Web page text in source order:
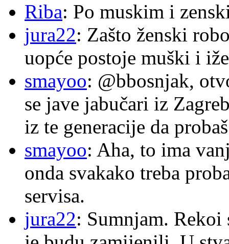
Riba: Po muskim i
jura22: Zašto ženski
uopće postoje muški i
smayoo: @bbosnjak,
se jave jabučari iz
iz te generacije da
smayoo: Aha, to ima
onda svakako treba
servisa.
jura22: Sumnjam. Rekoi